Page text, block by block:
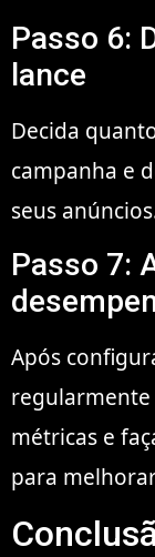
Passo 6:
lance
Decida
campanha e
seus
Passo 7:
Após
regularmente
métricas e
para